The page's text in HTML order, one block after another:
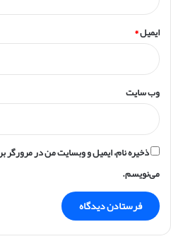
ایمیل*
وب‌ سایت
ذخیره نام، ایمیل و وبسایت من در مرورگر
می‌نویسم.